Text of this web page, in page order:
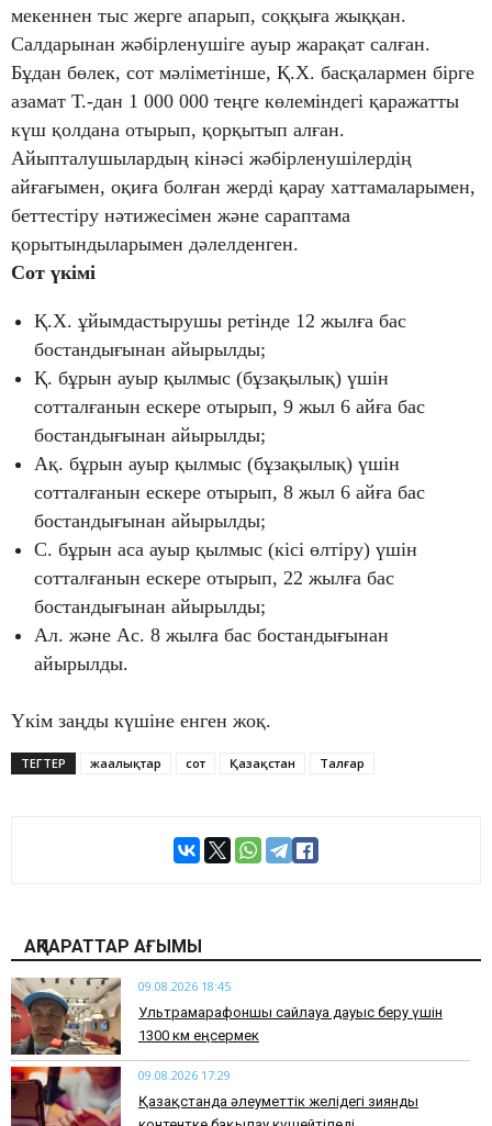
мекеннен тыс жерге апарып, соққыға жыққан.
Салдарынан жәбірленушіге ауыр жарақат салған.
Бұдан бөлек, сот мәліметінше, Қ.Х. басқалармен бірге
азамат Т.-дан 1 000 000 теңге көлеміндегі қаражатты
күш қолдана отырып, қорқытып алған.
Айыпталушылардың кінәсі жәбірленушілердің
айғағымен, оқиға болған жерді қарау хаттамаларымен,
беттестіру нәтижесімен және сараптама
қорытындыларымен дәлелденген.
Сот үкімі
Қ.Х. ұйымдастырушы ретінде 12 жылға бас
бостандығынан айырылды;
Қ. бұрын ауыр қылмыс (бұзақылық) үшін
сотталғанын ескере отырып, 9 жыл 6 айға бас
бостандығынан айырылды;
Ақ. бұрын ауыр қылмыс (бұзақылық) үшін
сотталғанын ескере отырып, 8 жыл 6 айға бас
бостандығынан айырылды;
С. бұрын аса ауыр қылмыс (кісі өлтіру) үшін
сотталғанын ескере отырып, 22 жылға бас
бостандығынан айырылды;
Ал. және Ас. 8 жылға бас бостандығынан
айырылды.
Үкім заңды күшіне енген жоқ.
ТЕГТЕР жаңалықтар сот Қазақстан Талғар
АҚПАРАТТАР АҒЫМЫ
09.08.2026 18:45
Ультрамарафоншы сайлауға дауыс беру үшін
1300 км еңсермек
09.08.2026 17:29
Қазақстанда әлеуметтік желідегі зиянды